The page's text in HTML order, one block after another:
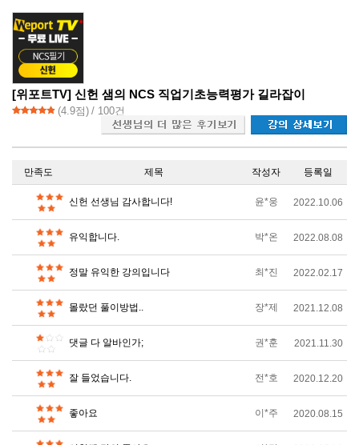
[위포트TV] 신헌 샘의 NCS 직업기초능력평가 길라잡이
(4.9점) / 100건
만족도 제목 작성자 등록일
신헌 선생님 감사합니다! 윤*웅 2022.10.06
유익합니다. 박*온 2022.08.08
정말 유익한 강의입니다 최*진 2022.02.17
몰랐던 풀이방법.. 장*제 2021.12.08
댓글 다 알바인가; 권*훈 2021.11.30
잘 들었습니다. 전*호 2020.12.20
좋아요 이*주 2020.08.15